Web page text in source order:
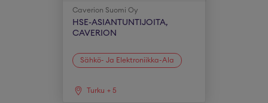
Caverion Suomi Oy
HSE-ASIANTUNTIJOITA,
CAVERION
Sähkö- Ja Elektroniikka-Ala
Turku + 5